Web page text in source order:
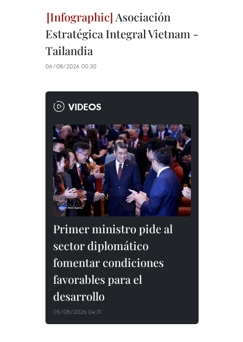
Asociación
Estratégica Integral Vietnam -
Tailandia
06/08/2026 00:30
VIDEOS
Primer ministro pide al
sector diplomático
fomentar condiciones
favorables para el
desarrollo
05/08/2026 04:31